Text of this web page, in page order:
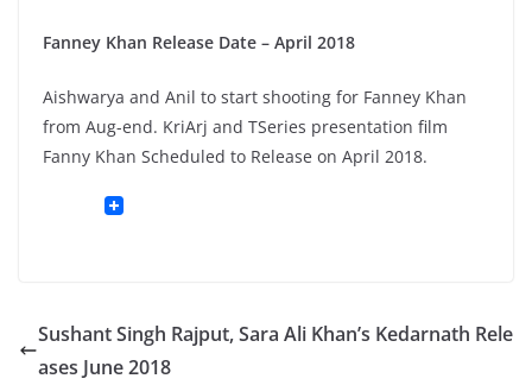
Fanney Khan Release Date – April 2018
Aishwarya and Anil to start shooting for Fanney Khan
from Aug-end. KriArj and TSeries presentation film
Fanny Khan Scheduled to Release on April 2018.
Sushant Singh Rajput, Sara Ali Khan’s Kedarnath Rele
ases June 2018